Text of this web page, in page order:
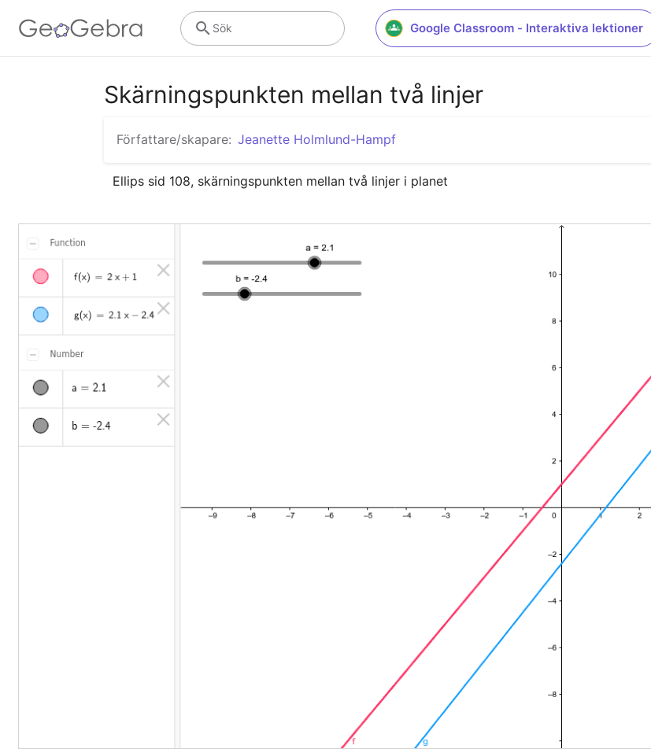
Google Classroom - Interaktiva lektioner
Sök
Skärningspunkten mellan två linjer
Författare/skapare: Jeanette Holmlund-Hampf
Ellips sid 108, skärningspunkten mellan två linjer i planet